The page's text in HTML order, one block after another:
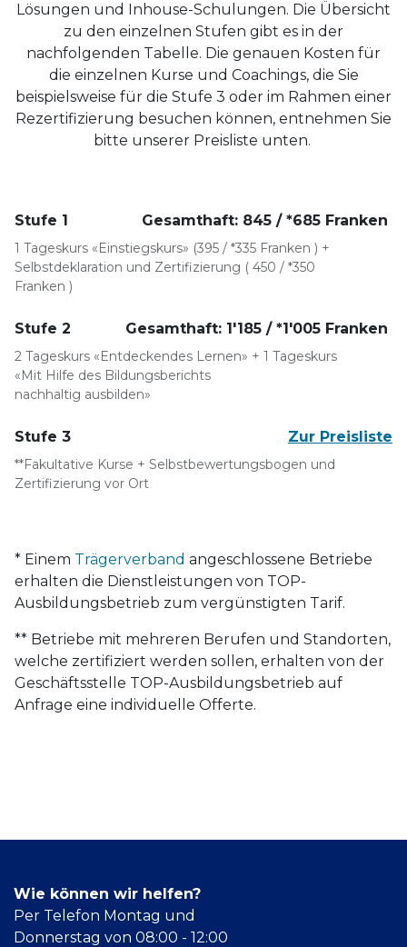
Lösungen und Inhouse-Schulungen. Die Übersicht
zu den einzelnen Stufen gibt es in der
nachfolgenden Tabelle. Die genauen Kosten für
die einzelnen Kurse und Coachings, die Sie
beispielsweise für die Stufe 3 oder im Rahmen einer
Rezertifizierung besuchen können, entnehmen Sie
bitte unserer Preisliste unten.
Stufe 1 Gesamthaft: 845 / *685 Franken
1 Tageskurs «Einstiegskurs» (395 / *335 Franken ) +
Selbstdeklaration und Zertifizierung ( 450 / *350
Franken )
Stufe 2 Gesamthaft: 1'185 / *1'005 Franken
2 Tageskurs «Entdeckendes Lernen» + 1 Tageskurs
«Mit Hilfe des Bildungsberichts
nachhaltig ausbilden»
Stufe 3 Zur Preisliste
**Fakultative Kurse + Selbstbewertungsbogen und
Zertifizierung vor Ort
* Einem Trägerverband angeschlossene Betriebe
erhalten die Dienstleistungen von TOP-
Ausbildungsbetrieb zum vergünstigten Tarif.
** Betriebe mit mehreren Berufen und Standorten,
welche zertifiziert werden sollen, erhalten von der
Geschäftsstelle TOP-Ausbildungsbetrieb auf
Anfrage eine individuelle Offerte.
Wie können wir helfen?
Per Telefon Montag und
Donnerstag von 08:00 - 12:00